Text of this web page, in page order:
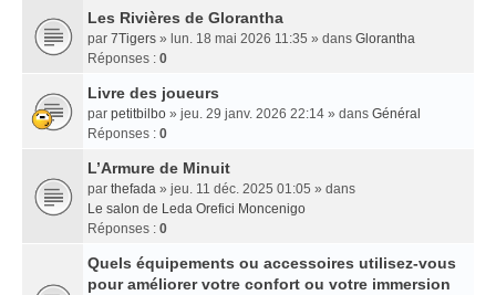
Les Rivières de Glorantha
par 7Tigers » lun. 18 mai 2026 11:35 » dans Glorantha
Réponses : 0
Livre des joueurs
par petitbilbo » jeu. 29 janv. 2026 22:14 » dans Général
Réponses : 0
L’Armure de Minuit
par thefada » jeu. 11 déc. 2025 01:05 » dans
Le salon de Leda Orefici Moncenigo
Réponses : 0
Quels équipements ou accessoires utilisez-vous
pour améliorer votre confort ou votre immersion